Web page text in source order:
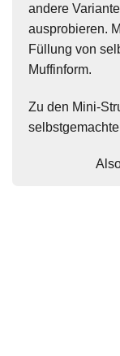
andere
ausprobieren.
Füllung von
Muffinform.
Zu den Mini-